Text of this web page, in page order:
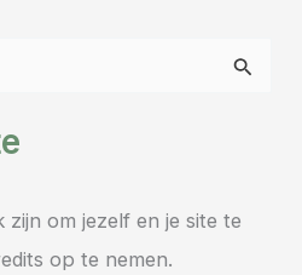
zijn om jezelf en je site te
op te nemen.